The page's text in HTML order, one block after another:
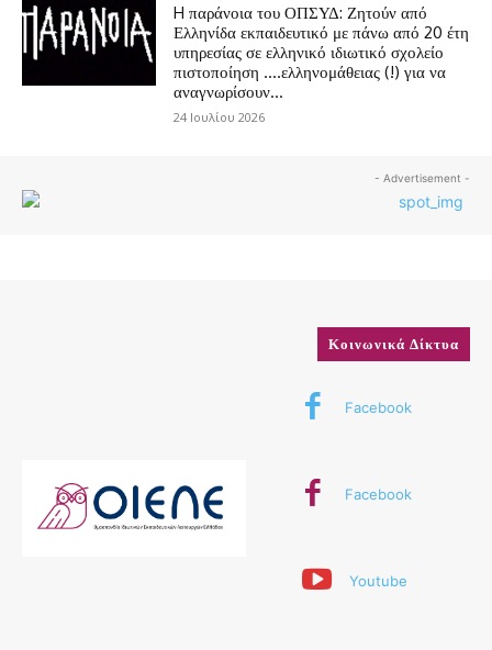
H παράνοια του ΟΠΣΥΔ: Ζητούν από
Ελληνίδα εκπαιδευτικό με πάνω από 20 έτη
υπηρεσίας σε ελληνικό ιδιωτικό σχολείο
πιστοποίηση ….ελληνομάθειας (!) για να
αναγνωρίσουν...
24 Ιουλίου 2026
- Advertisement -
Κοινωνικά Δίκτυα
Facebook
Facebook
Youtube